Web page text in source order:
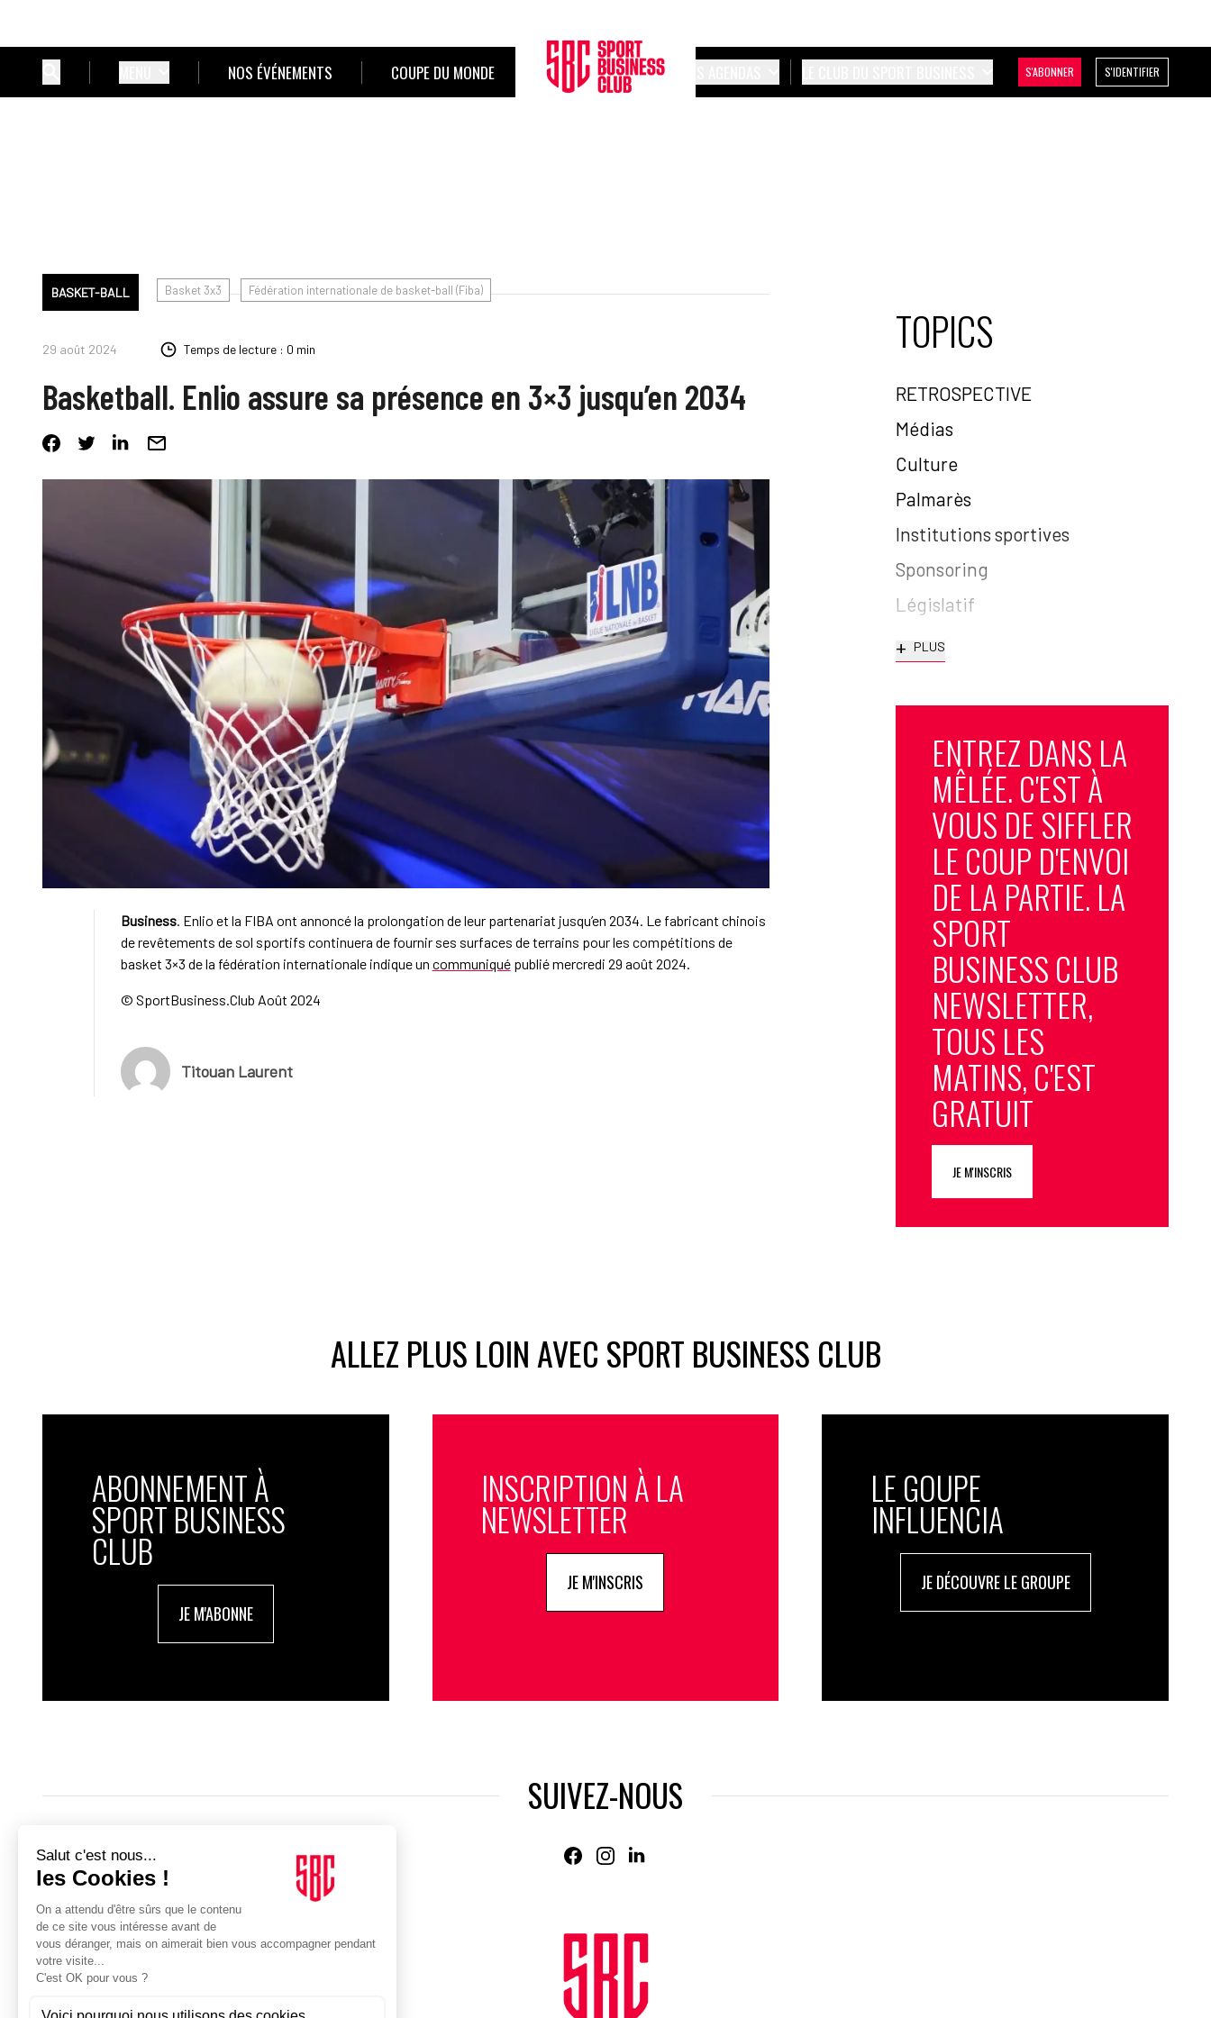
NOS ÉVÉNEMENTS COUPE DU MONDE S'ABONNER S'IDENTIFIER
BASKET-BALL Basket 3x3 Fédération internationale de basket-ball (Fiba)
29 août 2024 Temps de lecture : 0 min
Basketball. Enlio assure sa présence en 3×3 jusqu’en 2034
Business. Enlio et la FIBA ont annoncé la prolongation de leur partenariat jusqu’en 2034. Le fabricant chinois
de revêtements de sol sportifs continuera de fournir ses surfaces de terrains pour les compétitions de
basket 3×3 de la fédération internationale indique un communiquépublié mercredi 29 août 2024.
© SportBusiness.Club Août 2024
Titouan Laurent
TOPICS
RETROSPECTIVE
Médias
Culture
Palmarès
Institutions sportives
Sponsoring
Législatif
+ PLUS
ENTREZ DANS LA
MÊLÉE. C'EST À
VOUS DE SIFFLER
LE COUP D'ENVOI
DE LA PARTIE. LA
SPORT
BUSINESS CLUB
NEWSLETTER,
TOUS LES
MATINS, C'EST
GRATUIT
JE M'INSCRIS
ALLEZ PLUS LOIN AVEC SPORT BUSINESS CLUB
ABONNEMENT À
SPORT BUSINESS
CLUB
JE M'ABONNE
INSCRIPTION À LA
NEWSLETTER
JE M'INSCRIS
LE GOUPE
INFLUENCIA
JE DÉCOUVRE LE GROUPE
SUIVEZ-NOUS